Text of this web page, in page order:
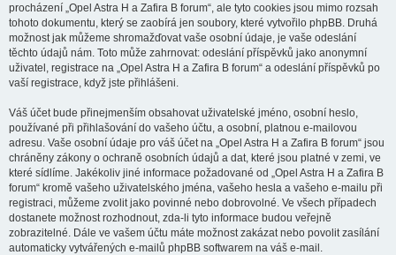
procházení „Opel Astra H a Zafira B forum“, ale tyto cookies jsou mimo rozsah
tohoto dokumentu, který se zaobírá jen soubory, které vytvořilo phpBB. Druhá
možnost jak můžeme shromažďovat vaše osobní údaje, je vaše odeslání
těchto údajů nám. Toto může zahrnovat: odeslání příspěvků jako anonymní
uživatel, registrace na „Opel Astra H a Zafira B forum“ a odeslání příspěvků po
vaší registrace, když jste přihlášeni.
Váš účet bude přinejmenším obsahovat uživatelské jméno, osobní heslo,
používané při přihlašování do vašeho účtu, a osobní, platnou e-mailovou
adresu. Vaše osobní údaje pro váš účet na „Opel Astra H a Zafira B forum“ jsou
chráněny zákony o ochraně osobních údajů a dat, které jsou platné v zemi, ve
které sídlíme. Jakékoliv jiné informace požadované od „Opel Astra H a Zafira B
forum“ kromě vašeho uživatelského jména, vašeho hesla a vašeho e-mailu při
registraci, můžeme zvolit jako povinné nebo dobrovolné. Ve všech případech
dostanete možnost rozhodnout, zda-li tyto informace budou veřejně
zobrazitelné. Dále ve vašem účtu máte možnost zakázat nebo povolit zasílání
automaticky vytvářených e-mailů phpBB softwarem na váš e-mail.